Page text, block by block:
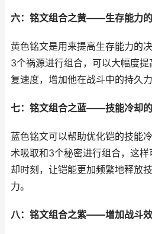
六：铭文组合之黄——生存能力
黄色铭文是用来提高生存能力的
3个祸源进行组合，可以大幅度
复速度，增加他在战斗中的持久力
七：铭文组合之蓝——技能冷却
蓝色铭文可以帮助优化铠的技能
术吸取和3个秘密进行组合，这
却时刻，让铠能更加频繁地释放
力。
八：铭文组合之紫——增加战斗